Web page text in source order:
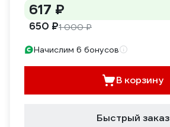
617 ₽
650 ₽1 000 ₽
Начислим 6 бонусов
В корзину
Быстрый заказ